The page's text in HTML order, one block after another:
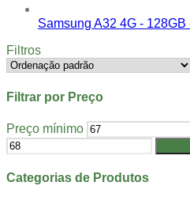
Samsung A32 4G - 128GB
Filtros
Filtrar por Preço
Preço mínimo
Categorias de Produtos